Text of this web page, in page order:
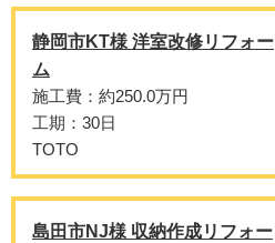
静岡市KT様 洋室改修リフォー
ム
施工費：約250.0万円
工期：30日
TOTO
島田市NJ様 収納作成リフォー